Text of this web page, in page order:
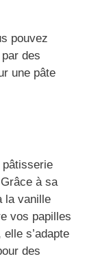
pouvez
des
une pâte
pâtisserie
à sa
la vanille
vos papilles
s’adapte
des